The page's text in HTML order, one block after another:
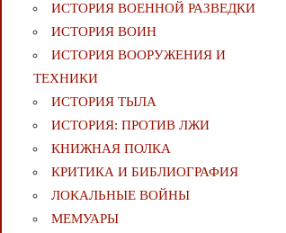
ИСТОРИЯ ВОЕННОЙ РАЗВЕДКИ
ИСТОРИЯ ВОИН
ИСТОРИЯ ВООРУЖЕНИЯ И
ТЕХНИКИ
ИСТОРИЯ ТЫЛА
ИСТОРИЯ: ПРОТИВ ЛЖИ
КНИЖНАЯ ПОЛКА
КРИТИКА И БИБЛИОГРАФИЯ
ЛОКАЛЬНЫЕ ВОЙНЫ
МЕМУАРЫ